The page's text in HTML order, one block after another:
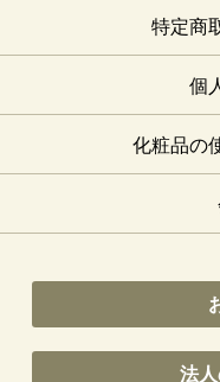
特定商
個
化粧品の
法